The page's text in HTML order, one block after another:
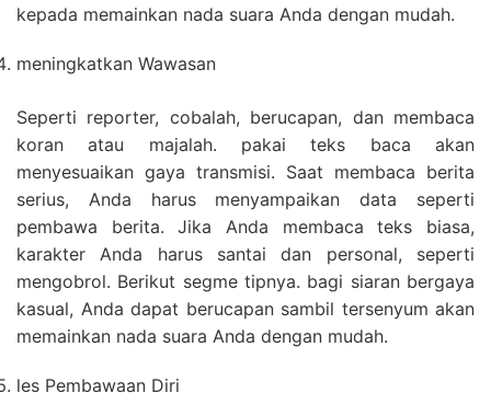
kepada memainkan nada suara Anda dengan mudah.
meningkatkan Wawasan
Seperti reporter, cobalah, berucapan, dan membaca
koran atau majalah. pakai teks baca akan
menyesuaikan gaya transmisi. Saat membaca berita
serius, Anda harus menyampaikan data seperti
pembawa berita. Jika Anda membaca teks biasa,
karakter Anda harus santai dan personal, seperti
mengobrol. Berikut segme tipnya. bagi siaran bergaya
kasual, Anda dapat berucapan sambil tersenyum akan
memainkan nada suara Anda dengan mudah.
les Pembawaan Diri